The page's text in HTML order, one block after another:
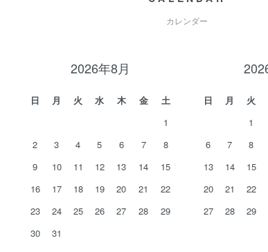
カレンダー
2026年8月
日 月 火 水 木 金
土
1
2
3 4 5 6 7
8
9
10 11 12 13 14
15
16
17 18 19 20 21
22
23
24 25 26 27 28
29
30
31
日 月 火
1
6
7 8
13
14 15
20
21 22
27
28 29